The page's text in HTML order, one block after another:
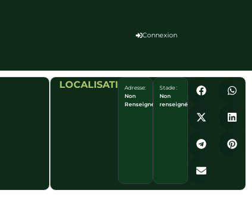
Connexion
LOCALISATIONAdresse:
Non
Renseigné
Stade :
Non
renseigné